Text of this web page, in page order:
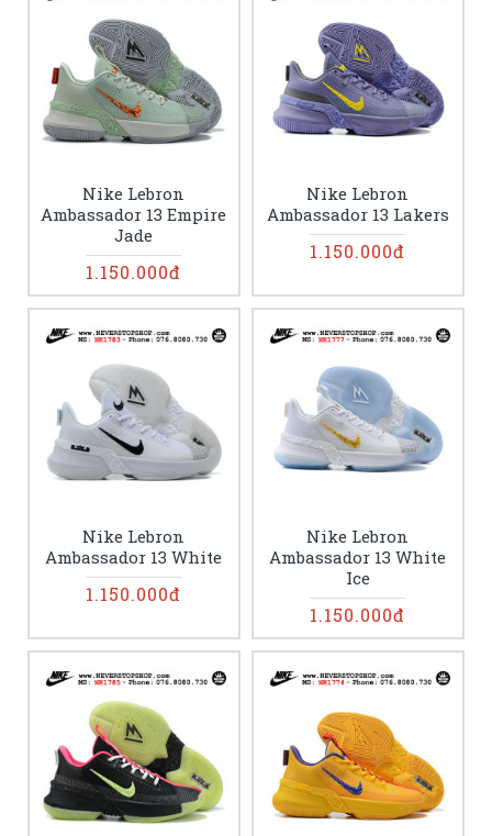
Nike Lebron
Ambassador 13 Empire
Jade
1.150.000đ
Nike Lebron
Ambassador 13 Lakers
1.150.000đ
Nike Lebron
Ambassador 13 White
1.150.000đ
Nike Lebron
Ambassador 13 White
Ice
1.150.000đ